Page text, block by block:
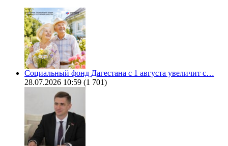
Социальный фонд Дагестана с 1 августа увеличит с…
28.07.2026 10:59 (1 701)